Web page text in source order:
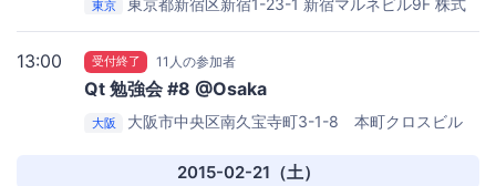
東京
13:00 受付終了 11人の参加者
Qt 勉強会 #8 @Osaka
大阪
大阪市中央区南久宝寺町3-1-8 本町クロスビル
2015-02-21（土）